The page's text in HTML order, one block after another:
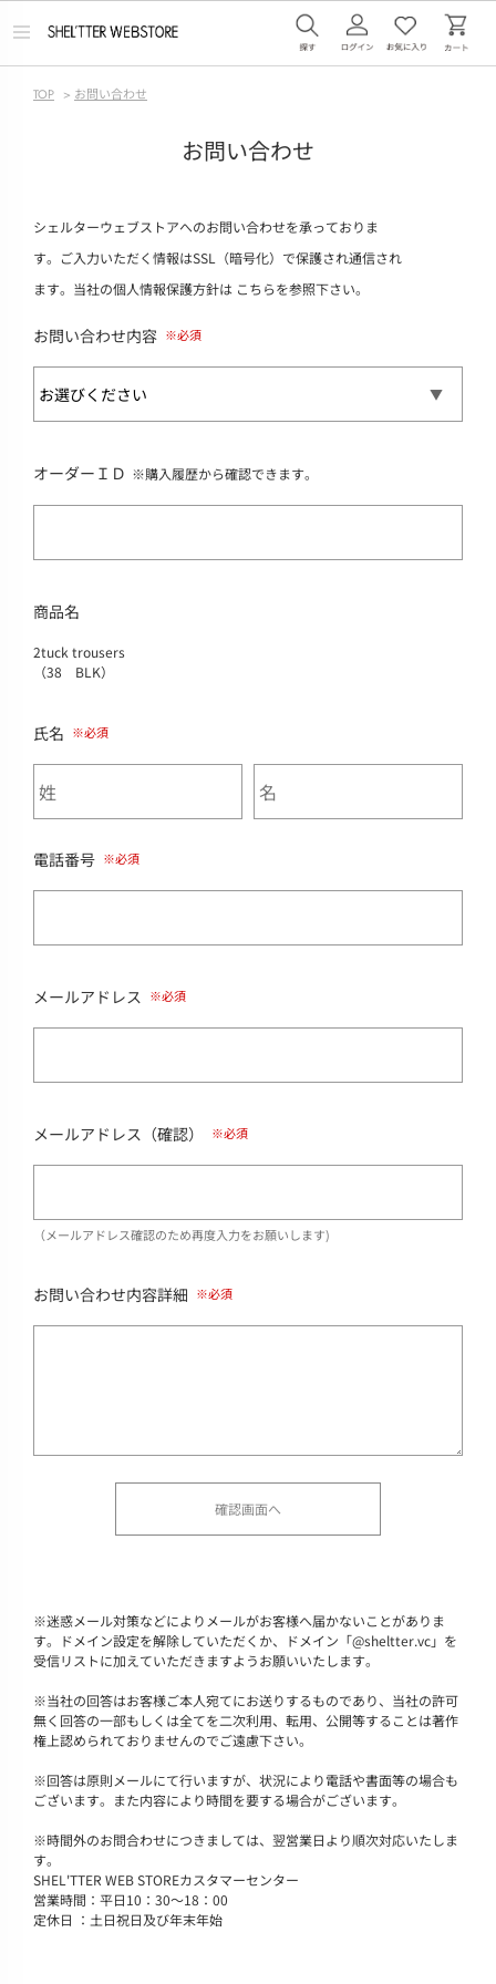
メ
TOP > お問い合わせ
お問い合わせ
シェルターウェブストアへのお問い合わせを承っておりま
す。ご入力いただく情報はSSL（暗号化）で保護され通信され
ます。当社の個人情報保護方針は こちらを参照下さい。
お問い合わせ内容
オーダーＩＤ ※購入履歴から確認できます。
商品名
2tuck trousers
（38 BLK）
氏名
電話番号
メールアドレス
メールアドレス（確認）
（メールアドレス確認のため再度入力をお願いします)
お問い合わせ内容詳細
※迷惑メール対策などによりメールがお客様へ届かないことがありま
す。ドメイン設定を解除していただくか、ドメイン「@sheltter.vc」を
受信リストに加えていただきますようお願いいたします。
※当社の回答はお客様ご本人宛てにお送りするものであり、当社の許可
無く回答の一部もしくは全てを二次利用、転用、公開等することは著作
権上認められておりませんのでご遠慮下さい。
※回答は原則メールにて行いますが、状況により電話や書面等の場合も
ございます。また内容により時間を要する場合がございます。
※時間外のお問合わせにつきましては、翌営業日より順次対応いたしま
す。
SHEL'TTER WEB STOREカスタマーセンター
営業時間：平日10：30～18：00
定休日 ：土日祝日及び年末年始